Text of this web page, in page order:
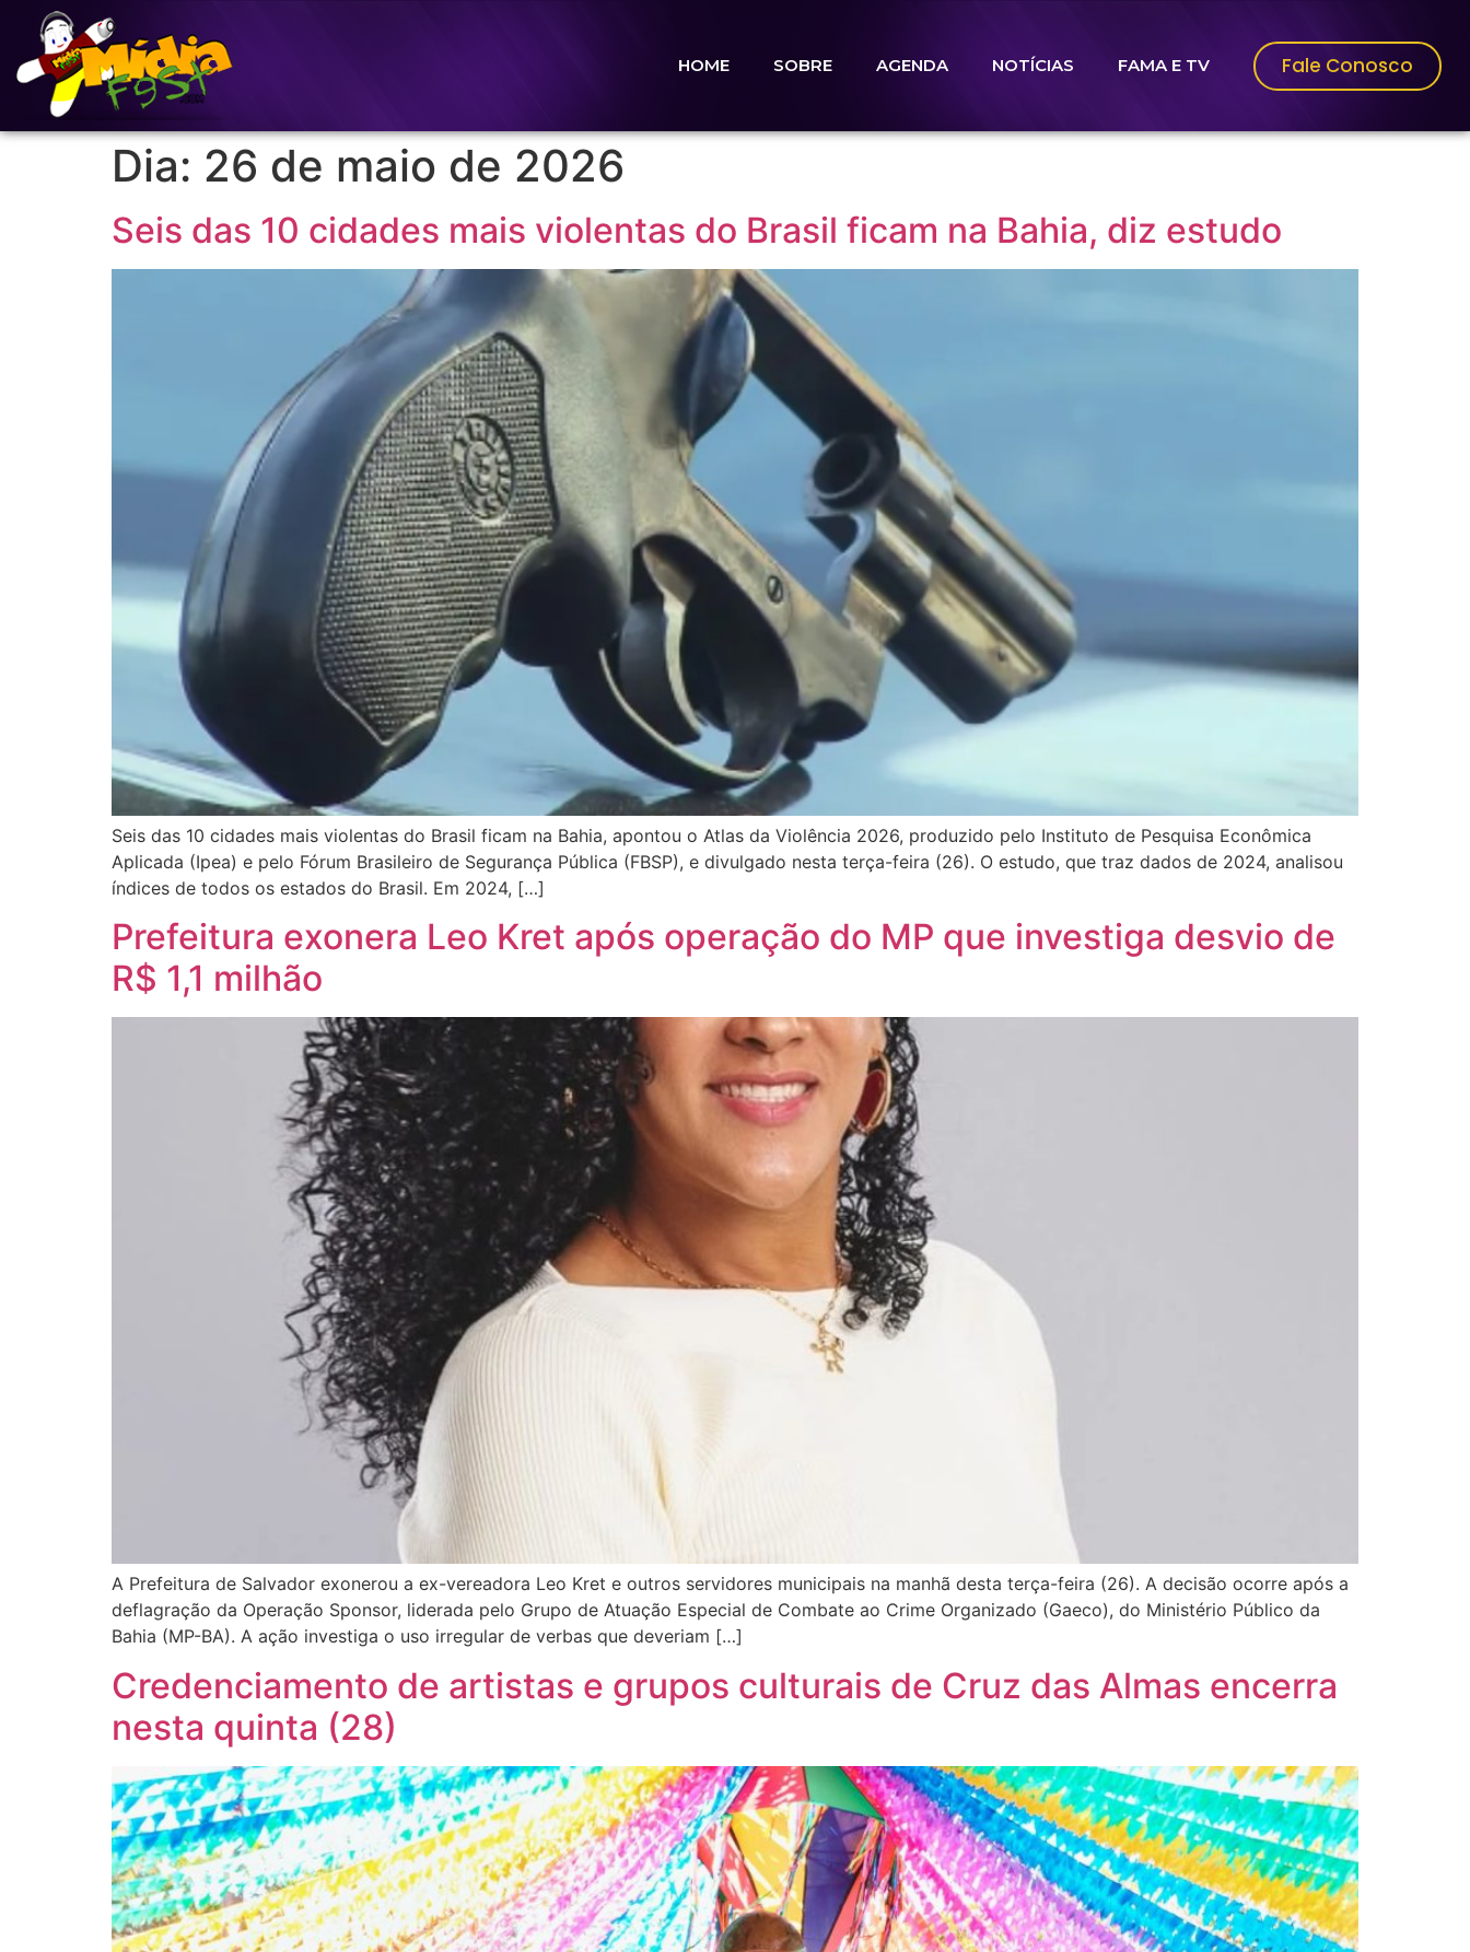
HOME SOBRE AGENDA NOTÍCIAS FAMA E TV Fale Conosco
Dia: 26 de maio de 2026
Seis das 10 cidades mais violentas do Brasil ficam na Bahia, diz estudo
Seis das 10 cidades mais violentas do Brasil ficam na Bahia, apontou o Atlas da Violência 2026, produzido pelo Instituto de Pesquisa Econômica
Aplicada (Ipea) e pelo Fórum Brasileiro de Segurança Pública (FBSP), e divulgado nesta terça-feira (26). O estudo, que traz dados de 2024, analisou
índices de todos os estados do Brasil. Em 2024, […]
Prefeitura exonera Leo Kret após operação do MP que investiga desvio de
R$ 1,1 milhão
A Prefeitura de Salvador exonerou a ex-vereadora Leo Kret e outros servidores municipais na manhã desta terça-feira (26). A decisão ocorre após a
deflagração da Operação Sponsor, liderada pelo Grupo de Atuação Especial de Combate ao Crime Organizado (Gaeco), do Ministério Público da
Bahia (MP-BA). A ação investiga o uso irregular de verbas que deveriam […]
Credenciamento de artistas e grupos culturais de Cruz das Almas encerra
nesta quinta (28)